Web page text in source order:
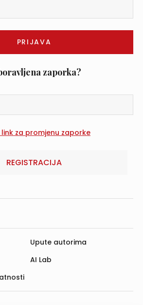
zaporka?
REGISTRACIJA
Upute autorima
AI Lab